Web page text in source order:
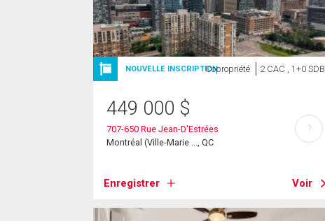
NOUVELLE INSCRIPTIONCopropriété 2 CAC , 1+0 SDB
449 000 $
707-650 Rue Jean-D'Estrées
Montréal (Ville-Marie ..., QC
Enregistrer Voir
?